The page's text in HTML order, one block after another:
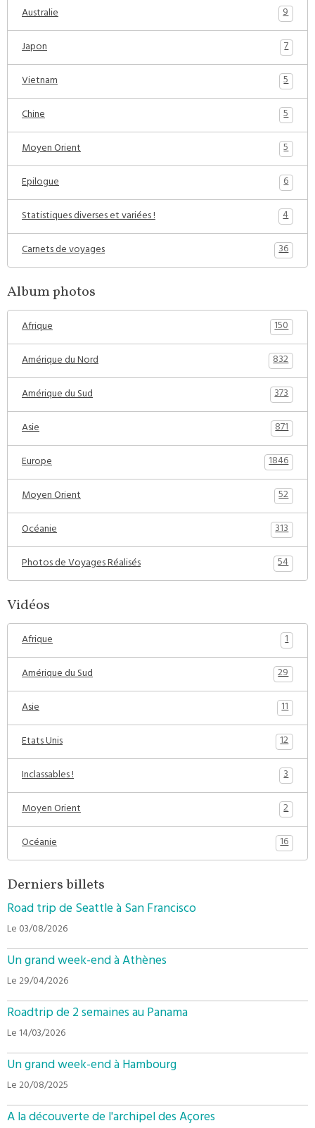
Australie
9
Japon
7
Vietnam
5
Chine
5
Moyen Orient
5
Epilogue
6
Statistiques diverses et variées !
4
Carnets de voyages
36
Album photos
Afrique
150
Amérique du Nord
832
Amérique du Sud
373
Asie
871
Europe
1846
Moyen Orient
52
Océanie
313
Photos de Voyages Réalisés
54
Vidéos
Afrique
1
Amérique du Sud
29
Asie
11
Etats Unis
12
Inclassables !
3
Moyen Orient
2
Océanie
16
Derniers billets
Road trip de Seattle à San Francisco
Le 03/08/2026
Un grand week-end à Athènes
Le 29/04/2026
Roadtrip de 2 semaines au Panama
Le 14/03/2026
Un grand week-end à Hambourg
Le 20/08/2025
A la découverte de l'archipel des Açores